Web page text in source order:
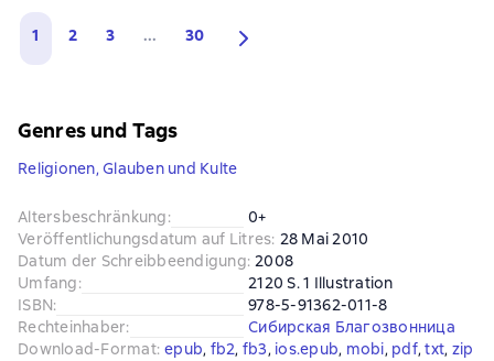
1 2 3 ... 30
Genres und Tags
Religionen, Glauben und Kulte
Altersbeschränkung:
0+
Veröffentlichungsdatum auf Litres: 28 Mai 2010
Datum der Schreibbeendigung: 2008
Umfang:
2120 S. 1 Illustration
ISBN:
978-5-91362-011-8
Rechteinhaber:
Сибирская Благозвонница
Download-Format: epub, fb2, fb3, ios.epub, mobi, pdf, txt, zip